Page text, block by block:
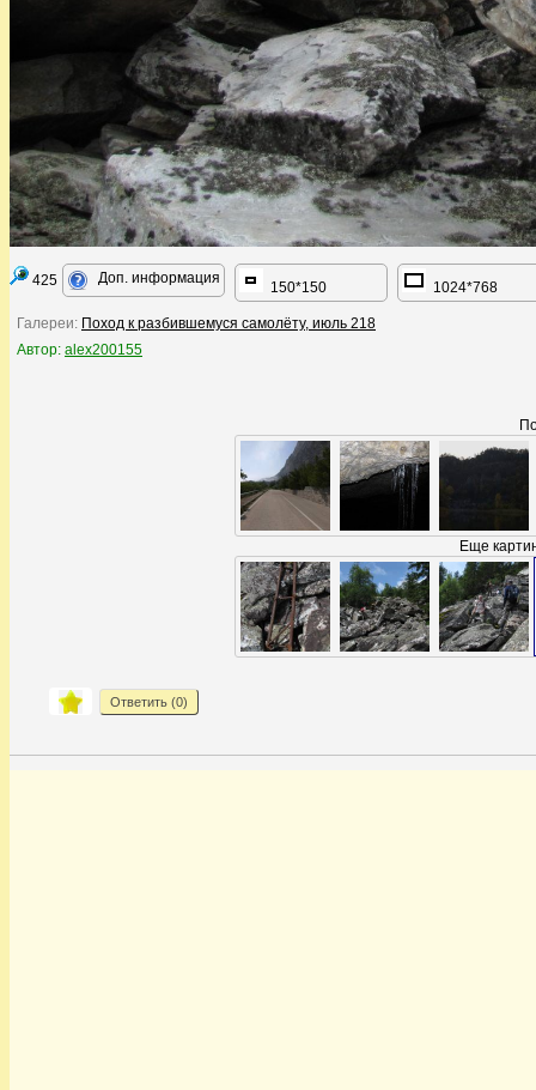
425 Доп. информация
150*150 1024*768
Галереи: Поход к разбившемуся самолёту, июль 218
Автор: alex200155
Еще
Ответить (0)